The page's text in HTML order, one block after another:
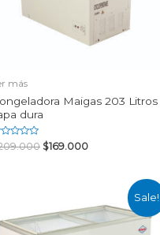
más
Maigas 203 Litros
dura
$169.000
Sale!